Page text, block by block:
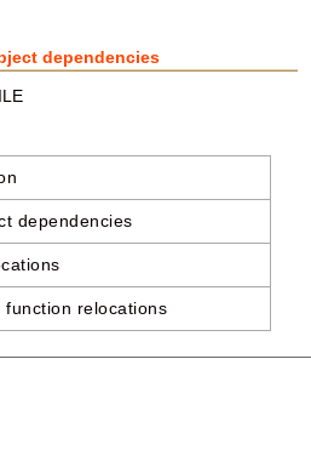
dependencies
dependencies
function relocations